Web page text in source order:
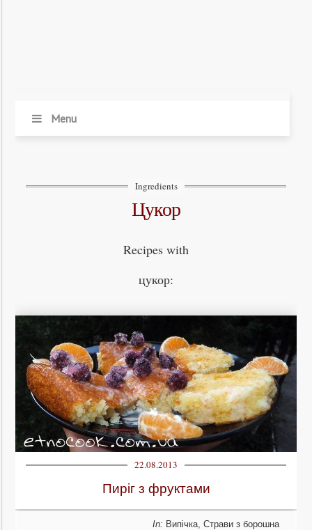
Menu
Ingredients
цукор
Recipes with
цукор:
22.08.2013
Пиріг з фруктами
In: Випічка, Страви з борошна